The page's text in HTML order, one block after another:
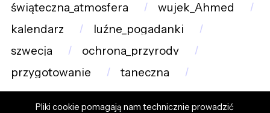
świąteczna_atmosfera
wujek_Ahmed
kalendarz
luźne_pogadanki
szwecja
ochrona_przyrody
przygotowanie
taneczna
Pliki cookie pomagają nam technicznie prowadzić